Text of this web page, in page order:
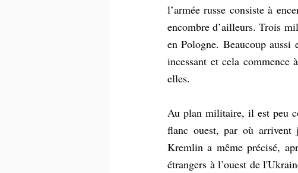
l’armée russe consiste à
encombre d’ailleurs. Trois
en Pologne. Beaucoup
incessant et cela commence
elles.
Au plan militaire, il est peu
flanc ouest, par où arrivent
Kremlin a même précisé,
étrangers à l’ouest de